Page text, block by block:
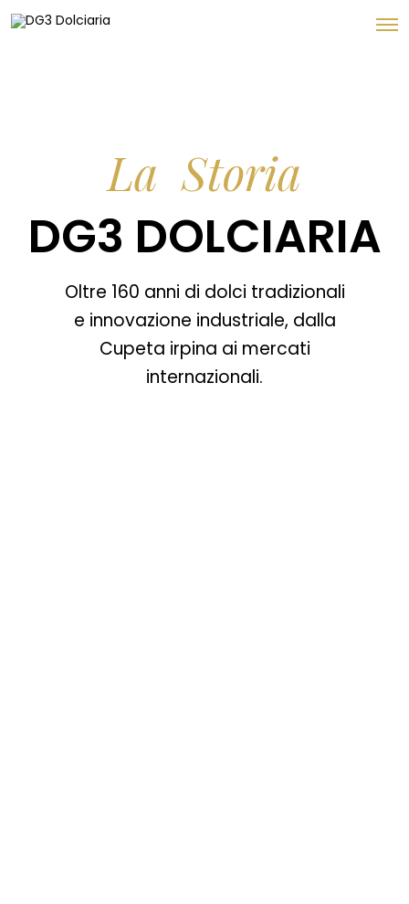
La Storia
DG3 DOLCIARIA
Oltre 160 anni di dolci tradizionali
e innovazione industriale, dalla
Cupeta irpina ai mercati
internazionali.